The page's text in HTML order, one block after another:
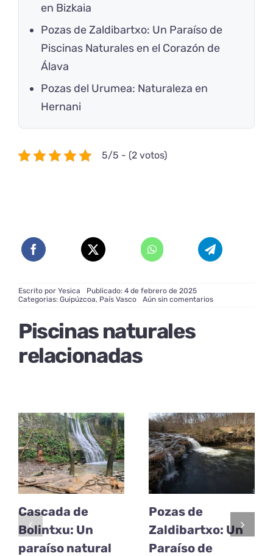
en Bizkaia
Pozas de Zaldibartxo: Un Paraíso de
Piscinas Naturales en el Corazón de
Álava
Pozas del Urumea: Naturaleza en
Hernani
5/5 - (2 votos)
Escrito por Yesica
Publicado: 4 de febrero de 2025
Categorias: Guipúzcoa, País Vasco Aún sin comentarioson
Piscinas naturales
relacionadas
Cascada de
Bolintxu: Un
paraíso natural
Pozas de
Zaldibartxo: Un
Paraíso de